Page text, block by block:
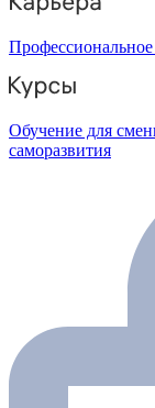
Обучение для
саморазвития